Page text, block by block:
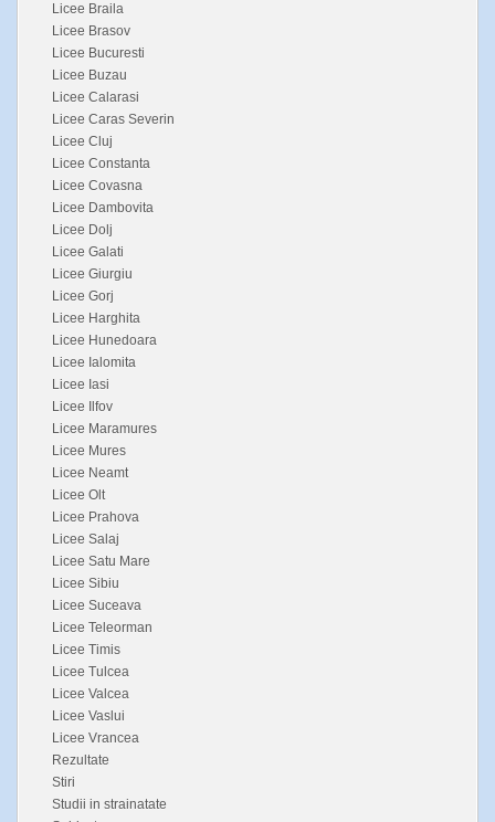
Licee Braila
Licee Brasov
Licee Bucuresti
Licee Buzau
Licee Calarasi
Licee Caras Severin
Licee Cluj
Licee Constanta
Licee Covasna
Licee Dambovita
Licee Dolj
Licee Galati
Licee Giurgiu
Licee Gorj
Licee Harghita
Licee Hunedoara
Licee Ialomita
Licee Iasi
Licee Ilfov
Licee Maramures
Licee Mures
Licee Neamt
Licee Olt
Licee Prahova
Licee Salaj
Licee Satu Mare
Licee Sibiu
Licee Suceava
Licee Teleorman
Licee Timis
Licee Tulcea
Licee Valcea
Licee Vaslui
Licee Vrancea
Rezultate
Stiri
Studii in strainatate